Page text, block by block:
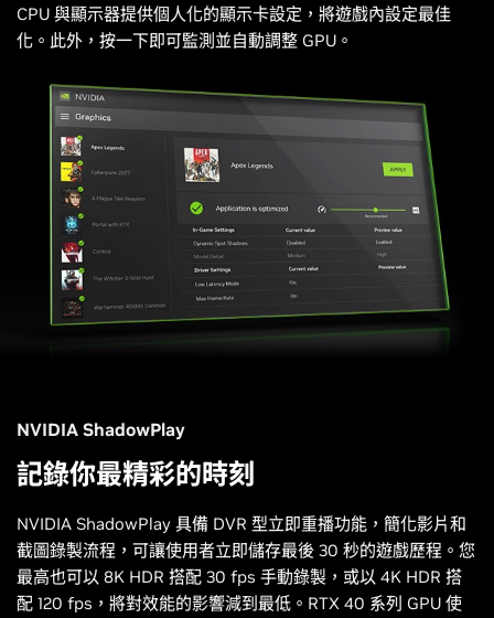
CPU 與顯示器提供個人化的顯示卡設定，將遊戲內設定最佳
化。此外，按一下即可監測並自動調整 GPU。
NVIDIA ShadowPlay
記錄你最精彩的時刻
NVIDIA ShadowPlay 具備 DVR 型立即重播功能，簡化影片和
截圖錄製流程，可讓使用者立即儲存最後 30 秒的遊戲歷程。您
最高也可以 8K HDR 搭配 30 fps 手動錄製，或以 4K HDR 搭
配 120 fps，將對效能的影響減到最低。RTX 40 系列 GPU 使